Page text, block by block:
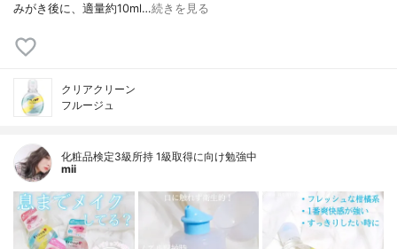
みがき後に、適量約10ml…続きを見る
クリアクリーン
フルージュ
化粧品検定3級所持 1級取得に向け勉強中
mii